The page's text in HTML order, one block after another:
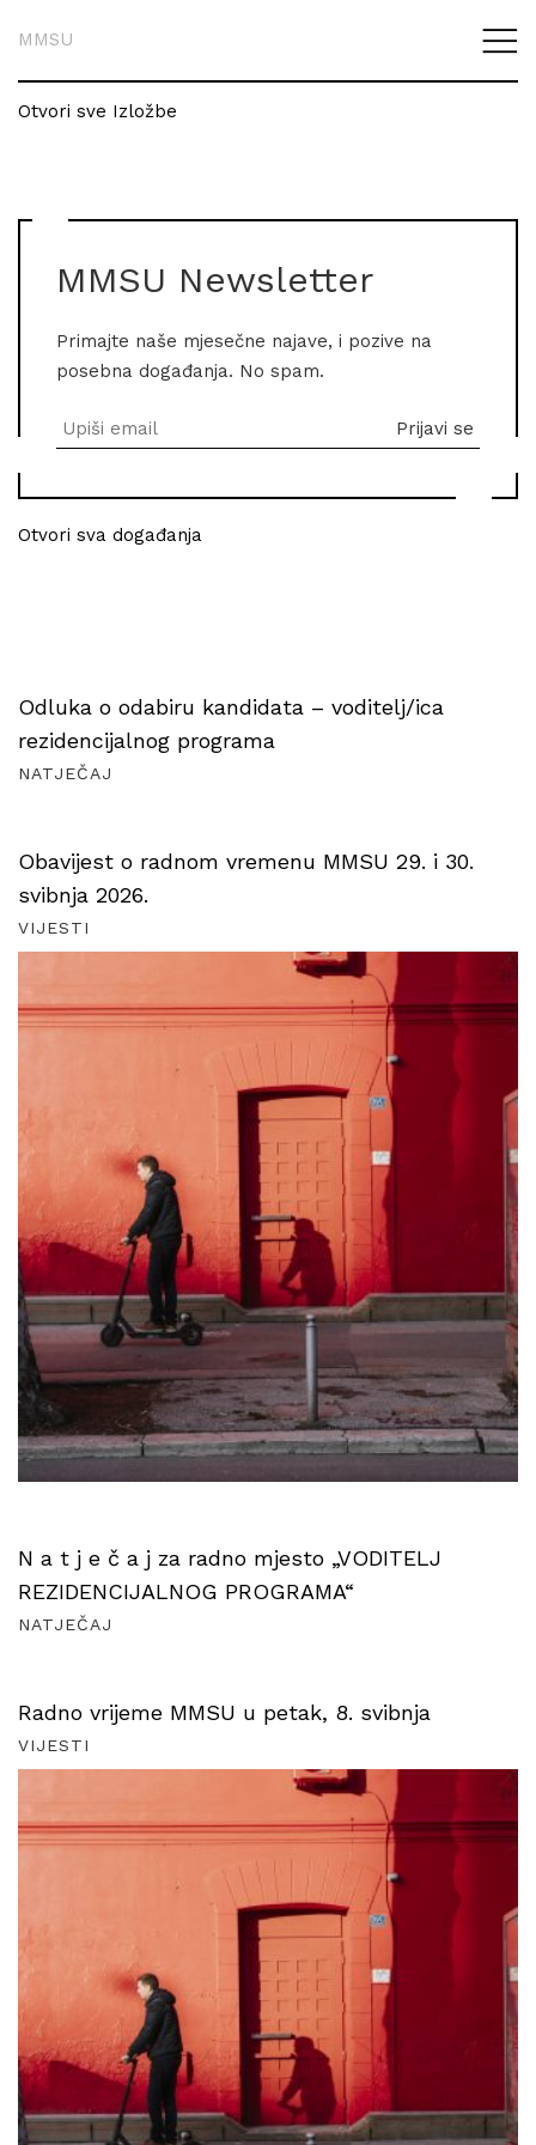
MMSU
Otvori sve Izložbe
MMSU Newsletter
Primajte naše mjesečne najave, i pozive na
posebna događanja. No spam.
Otvori sva događanja
Odluka o odabiru kandidata – voditelj/ica
rezidencijalnog programa
NATJEČAJ
Obavijest o radnom vremenu MMSU 29. i 30.
svibnja 2026.
VIJESTI
N a t j e č a j za radno mjesto „VODITELJ
REZIDENCIJALNOG PROGRAMA“
NATJEČAJ
Radno vrijeme MMSU u petak, 8. svibnja
VIJESTI